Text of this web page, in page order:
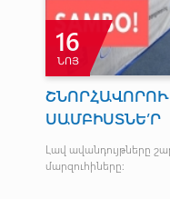
16
ՆՈՅ
ՍԱՄԲԻՍՏՆԵ’Ր
Լավ ավանդույթները
մարզուհիները: